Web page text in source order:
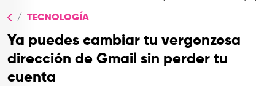
CONTACTO
TECNOLOGÍA
Ya puedes cambiar tu vergonzosa
dirección de Gmail sin perder tu
cuenta